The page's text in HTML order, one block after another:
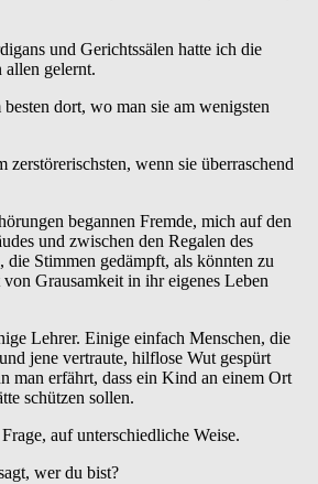
und Gerichtssälen hatte ich die
gelernt.
dort, wo man sie am wenigsten
zerstörerischsten, wenn sie überraschend
begannen Fremde, mich auf den
und zwischen den Regalen des
die Stimmen gedämpft, als könnten zu
Grausamkeit in ihr eigenes Leben
Lehrer. Einige einfach Menschen, die
jene vertraute, hilflose Wut gespürt
man erfährt, dass ein Kind an einem Ort
schützen sollen.
auf unterschiedliche Weise.
wer du bist?